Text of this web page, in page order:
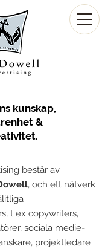
kunskap,
&
består av
, och ett nätverk
t ex copywriters,
sociala medie-
projektledare